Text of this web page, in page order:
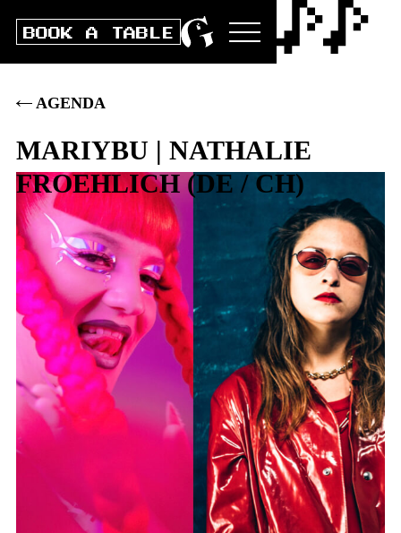
BOOK A TABLE
AGENDA
MARIYBU | NATHALIE
FROEHLICH(DE / CH)
Do 25. APRIL 2024
DOORS20:00|CLUB 21:00 AK 26.–|VVK
20.– |ST 18.–